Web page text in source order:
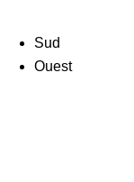
Sud
Ouest